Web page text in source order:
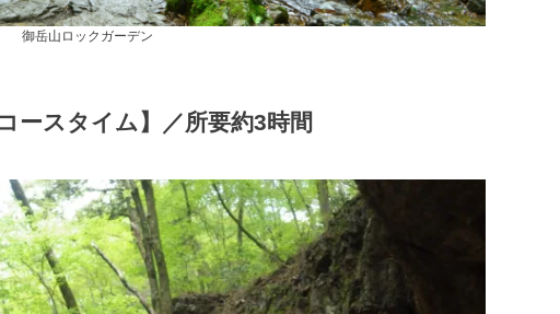
御岳山ロックガーデン
ースタイム】／所要約3時間